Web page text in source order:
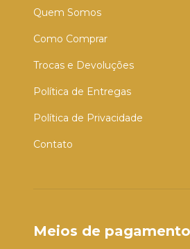
Quem Somos
Como Comprar
Trocas e Devoluções
Política de Entregas
Política de Privacidade
Contato
Meios de pagamento